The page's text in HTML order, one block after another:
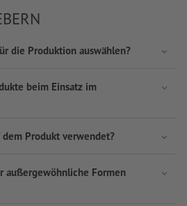
die Produktion auswählen?
beim Einsatz im
Produkt verwendet?
außergewöhnliche Formen